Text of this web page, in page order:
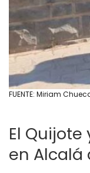
FUENTE: Miriam
El
en Alcalá